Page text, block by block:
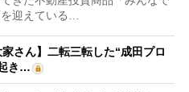
迎えている…
さん】二転三転した“成田プロ
き…